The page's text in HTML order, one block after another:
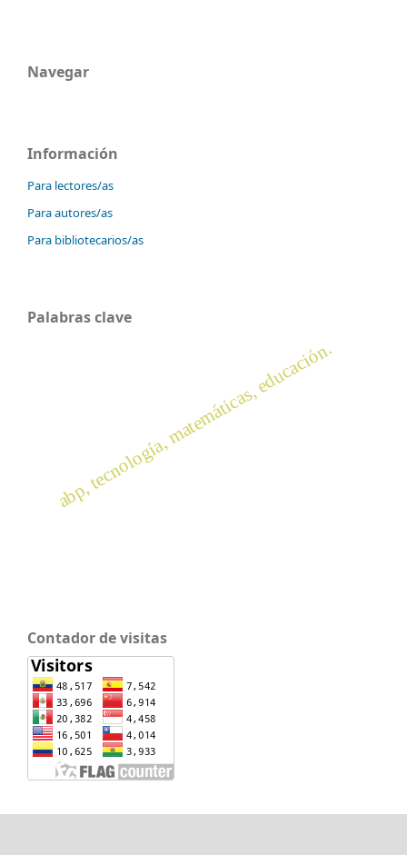
Navegar
Información
Para lectores/as
Para autores/as
Para bibliotecarios/as
Palabras clave
abp, tecnología, matemáticas, educación.
Contador de visitas